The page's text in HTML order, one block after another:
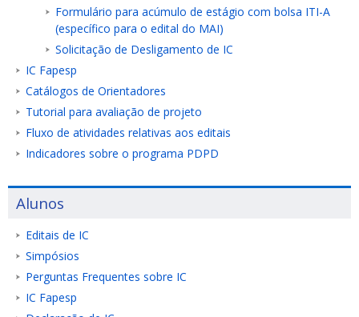
Formulário para acúmulo de estágio com bolsa ITI-A
(específico para o edital do MAI)
Solicitação de Desligamento de IC
IC Fapesp
Catálogos de Orientadores
Tutorial para avaliação de projeto
Fluxo de atividades relativas aos editais
Indicadores sobre o programa PDPD
Alunos
Editais de IC
Simpósios
Perguntas Frequentes sobre IC
IC Fapesp